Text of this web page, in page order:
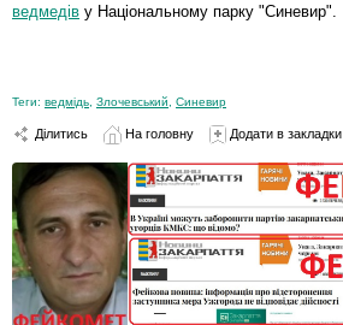
ведмедів у Національному парку "Синевир".
Теги: ведмідь Злочевський Синевир
Ділитись На головну Додати в закладки